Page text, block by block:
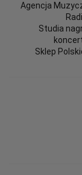
Agencja
Studia
Sklep